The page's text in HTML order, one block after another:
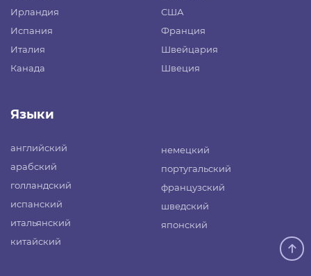
Ирландия
Испания
Италия
Канада
США
Франция
Швейцария
Швеция
Языки
английский
арабский
голландский
испанский
итальянский
китайский
немецкий
португальский
французский
шведский
японский